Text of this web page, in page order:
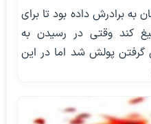
تومان به برادرش داده بود تا برای
کند وقتی در رسیدن به
پولش شد اما در این